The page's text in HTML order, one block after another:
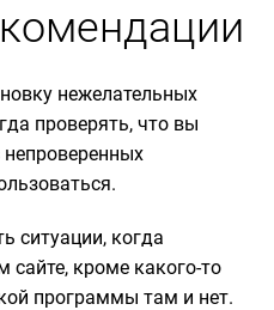
нежелательных
проверять, что вы
непроверенных
ситуации, когда
кроме какого-то
программы там и нет.